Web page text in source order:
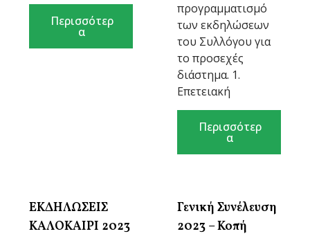
Περισσότερ
α
προγραμματισμό
των εκδηλώσεων
του Συλλόγου για
το προσεχές
διάστημα. 1.
Επετειακή
Περισσότερ
α
ΕΚΔΗΛΩΣΕΙΣ
ΚΑΛΟΚΑΙΡΙ 2023
Γενική Συνέλευση
2023 – Κοπή